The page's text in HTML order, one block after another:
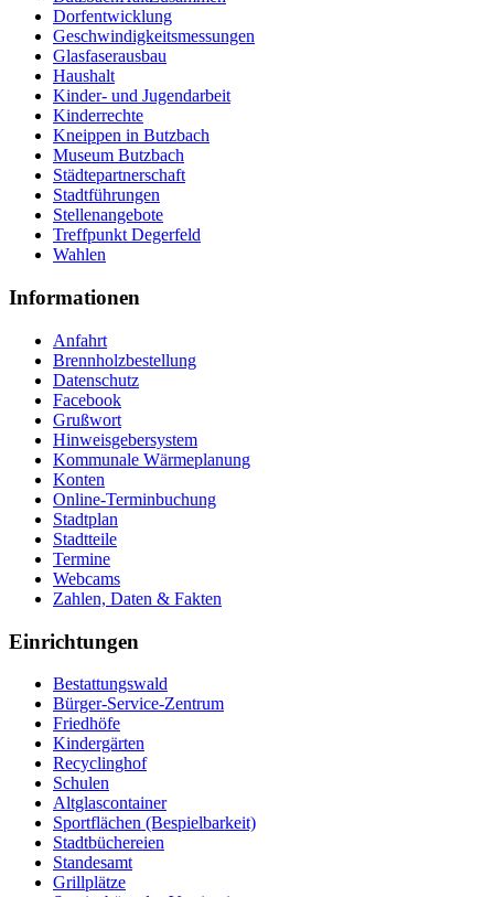
Dorfentwicklung
Geschwindigkeitsmessungen
Glasfaserausbau
Haushalt
Kinder- und Jugendarbeit
Kinderrechte
Kneippen in Butzbach
Museum Butzbach
Städtepartnerschaft
Stadtführungen
Stellenangebote
Treffpunkt Degerfeld
Wahlen
Informationen
Anfahrt
Brennholzbestellung
Datenschutz
Facebook
Grußwort
Hinweisgebersystem
Kommunale Wärmeplanung
Konten
Online-Terminbuchung
Stadtplan
Stadtteile
Termine
Webcams
Zahlen, Daten & Fakten
Einrichtungen
Bestattungswald
Bürger-Service-Zentrum
Friedhöfe
Kindergärten
Recyclinghof
Schulen
Altglascontainer
Sportflächen (Bespielbarkeit)
Stadtbüchereien
Standesamt
Grillplätze